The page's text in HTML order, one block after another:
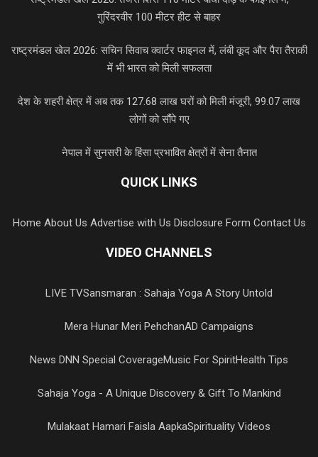
गुरिंदरवीर 100 मीटर हीट से बाहर
राष्ट्रमंडल खेल 2026: सचिन सिवाच क्वार्टर फाइनल में, लंबी कूद और पैरा तैराकी
में भी भारत को मिली सफलता
देश के शहरी क्षेत्र में अब तक 127.68 लाख घरों को मिली मंजूरी, 99.07 लाख
लोगों को सौंपे गए
नेपाल में सुनसरी के हिंसा प्रभावित क्षेत्रों में सेना तैनात
QUICK LINKS
Home About Us Advertise with Us Disclosure Form Contact Us
VIDEO CHANNELS
LIVE TVSansmaran : Sahaja Yoga A Story Untold
Mera Hunar Meri PehchanAD Campaigns
News DNN Special CoverageMusic For SpiritHealth Tips
Sahaja Yoga - A Unique Discovery & Gift To Mankind
Mulakaat Hamari Faisla AapkaSpirituality Videos